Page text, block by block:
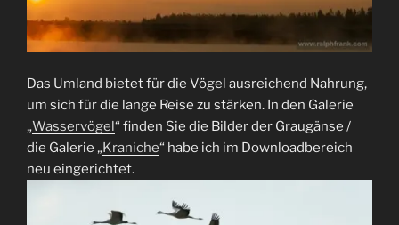
Das Umland bietet für die Vögel ausreichend Nahrung,
um sich für die lange Reise zu stärken. In den Galerie
„Wasservögel“ finden Sie die Bilder der Graugänse /
die Galerie „Kraniche“ habe ich im Downloadbereich
neu eingerichtet.